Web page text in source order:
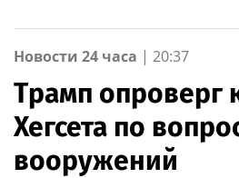
Новости 24 часа | 20:37
Трамп опроверг
Хегсета по
вооружений